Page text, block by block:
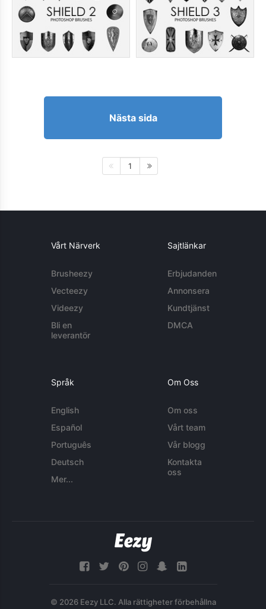
Nästa sida
1
Vårt Närverk
Brusheezy
Vecteezy
Videezy
Bli en
leverantör
Sajtlänkar
Erbjudanden
Annonsera
Kundtjänst
DMCA
Språk
English
Español
Português
Deutsch
Mer...
Om Oss
Om oss
Vårt team
Vår blogg
Kontakta
oss
© 2026 Eezy LLC. Alla rättigheter förbehållna